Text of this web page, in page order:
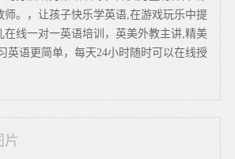
师。，让孩子快乐学英语,在游戏玩乐中提
在线一对一英语培训，英美外教主讲,精美
英语更简单，每天24小时随时可以在线授
片